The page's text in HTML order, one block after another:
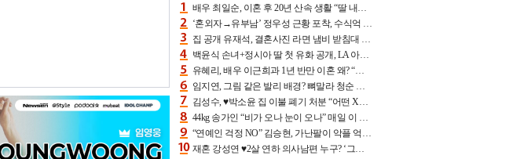
배우 최일순, 이혼 후 20년 산속 생활 “딸 내가 버렸다고 원망‥맘 아파”(특종)[어제TV]
‘혼외자→유부남’ 정우성 근황 포착, 수식억 해킹 피해 후배 만났다 “존경하는”
집 공개 유재석, 결혼사진 라면 냄비 받침대 되고 분노‥가족사진도 피해(놀뭐)[어제TV]
백윤식 손녀+정시아 딸 첫 유화 공개, LA 아트쇼→서울국제조각페스타 작가다운 수준급 실력
유혜리, 배우 이근희과 1년 반만 이혼 왜? “식칼 꽂고 의자 던져” 충격 폭로(특종)[어제TV]
임지연, 그림 같은 발리 배경? 뼈말라 청순 비키니 핏에 상대 안 되네
김성수, ♥박소윤 집 이불 폐기 처분 “어떤 X이랑 썼을지 몰라” 질투(신랑수업2)[어제TV]
44kg 송가인 “비가 오나 눈이 오나” 매일 이 운동, 허벅지 근육량 상승+체지방 감소
“연예인 걱정 NO” 김승현, 가난팔이 악플 억울할만‥아내+딸과 日 여행
재혼 강성연 ♥2살 연하 의사남편 누구? ‘그알’ 자문의에 훈남 비주얼 초엘리트 스펙 [종합]